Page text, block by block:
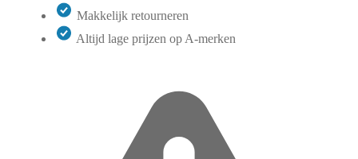
Makkelijk retourneren
Altijd lage prijzen op A-merken